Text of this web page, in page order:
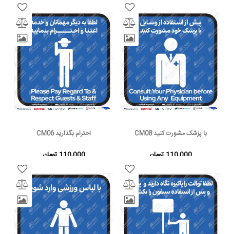
با پزشک مشورت کنید CM08
110,000 تومان
احترام بگذارید CM06
110,000 تومان